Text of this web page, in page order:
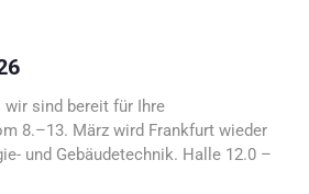
sind bereit für Ihre
8.–13. März wird Frankfurt wieder
und Gebäudetechnik. Halle 12.0 –